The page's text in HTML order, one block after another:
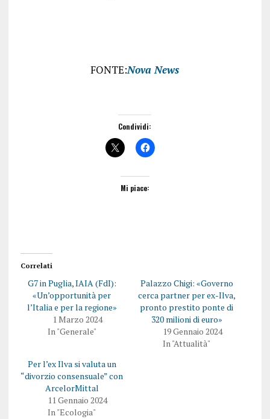
FONTE:Nova News
Condividi:
Mi piace:
Correlati
G7 in Puglia, IAIA (FdI):
«Un’opportunità per
l’Italia e per la regione»
1 Marzo 2024
In "Generale"
Palazzo Chigi: «Governo
cerca partner per ex-Ilva,
pronto prestito ponte di
320 milioni di euro»
19 Gennaio 2024
In "Attualità"
Per l’ex Ilva si valuta un
“divorzio consensuale” con
ArcelorMittal
11 Gennaio 2024
In "Ecologia"